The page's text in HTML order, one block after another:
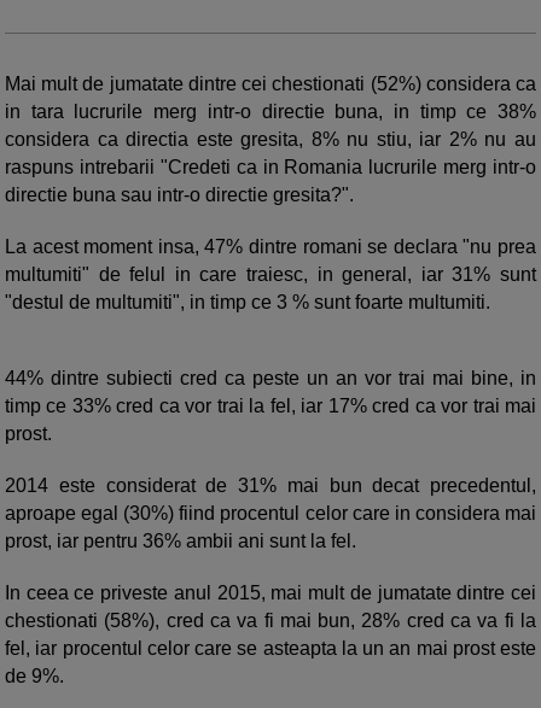
Mai mult de jumatate dintre cei chestionati (52%) considera ca
in tara lucrurile merg intr-o directie buna, in timp ce 38%
considera ca directia este gresita, 8% nu stiu, iar 2% nu au
raspuns intrebarii "Credeti ca in Romania lucrurile merg intr-o
directie buna sau intr-o directie gresita?".
La acest moment insa, 47% dintre romani se declara "nu prea
multumiti" de felul in care traiesc, in general, iar 31% sunt
"destul de multumiti", in timp ce 3 % sunt foarte multumiti.
44% dintre subiecti cred ca peste un an vor trai mai bine, in
timp ce 33% cred ca vor trai la fel, iar 17% cred ca vor trai mai
prost.
2014 este considerat de 31% mai bun decat precedentul,
aproape egal (30%) fiind procentul celor care in considera mai
prost, iar pentru 36% ambii ani sunt la fel.
In ceea ce priveste anul 2015, mai mult de jumatate dintre cei
chestionati (58%), cred ca va fi mai bun, 28% cred ca va fi la
fel, iar procentul celor care se asteapta la un an mai prost este
de 9%.